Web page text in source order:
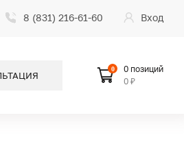
8 (831) 216-61-60 Вход
0
0 позиций
0 ₽